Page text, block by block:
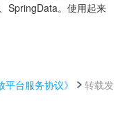
SpringData。使用起来
平台服务协议》
转载发